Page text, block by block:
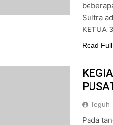
Sultra
KETUA
Read
Teguh
Pada